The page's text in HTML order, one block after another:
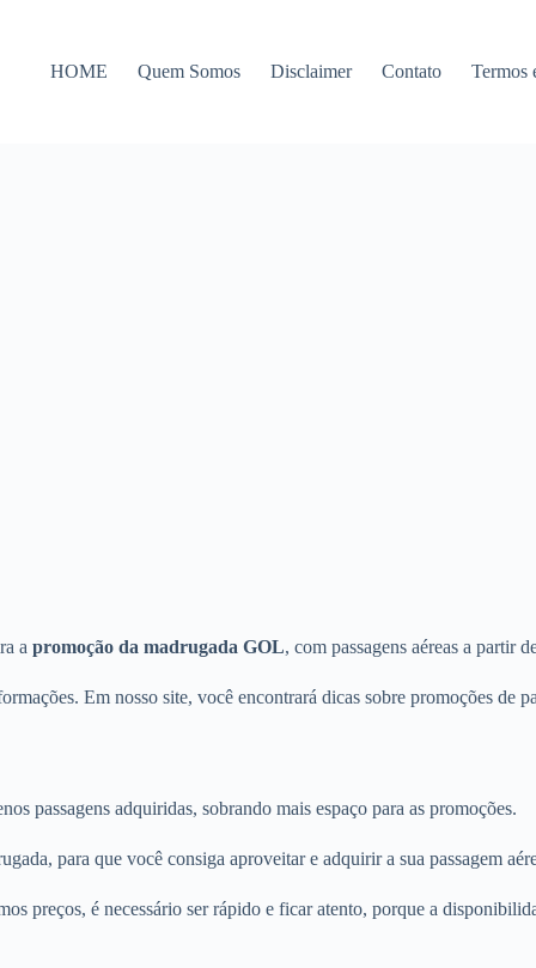
HOME Quem Somos Disclaimer Contato Termos
a promoção da madrugada GOL, com passagens aéreas a partir
Em nosso site, você encontrará dicas sobre promoções de
passagens adquiridas, sobrando mais espaço para as promoções.
para que você consiga aproveitar e adquirir a sua passagem
preços, é necessário ser rápido e ficar atento, porque a